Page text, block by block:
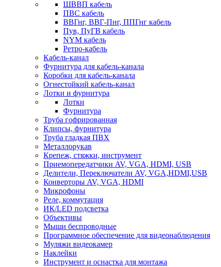
ШВВП кабель
ПВС кабель
ВВГнг, ВВГ-Пнг, ППГнг кабель
Пув, ПуГВ кабель
NYM кабель
Ретро-кабель
Кабель-канал
Фурнитура для кабель-канала
Коробки для кабель-канала
Огнестойкий кабель-канал
Лотки и фурнитура
Лотки
Фурнитура
Труба гофрированная
Клипсы, фурнитура
Труба гладкая ПВХ
Металлорукав
Крепеж, стяжки, инструмент
Приемопередатчики AV, VGA, HDMI, USB
Делители, Переключатели AV, VGA,HDMI,USB
Конверторы AV, VGA, HDMI
Микрофоны
Реле, коммутация
ИК/LED подсветка
Объективы
Мыши беспроводные
Программное обеспечение для видеонаблюдения
Муляжи видеокамер
Наклейки
Инструмент и оснастка для монтажа